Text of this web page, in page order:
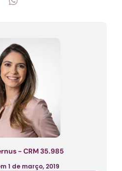
- CRM 35.985
1 de março, 2019